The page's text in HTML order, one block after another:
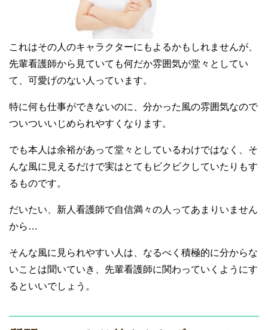
これはその人のキャラクターにもよるかもしれませんが、
先輩看護師から見ていても何だか雰囲気が堂々としてい
て、可愛げのない人っています。
特に何も仕事ができないのに、分かった風の雰囲気なので
ついついいじめられやすくなります。
でも本人は余裕があって堂々としているわけではなく、そ
んな風に見えるだけで実はとてもビクビクしていたりもす
るものです。
だいたい、新人看護師で自信満々の人ってあまりいません
から…
そんな風に見られやすい人は、なるべく積極的に分からな
いことは聞いていき、先輩看護師に関わっていくようにす
るといいでしょう。